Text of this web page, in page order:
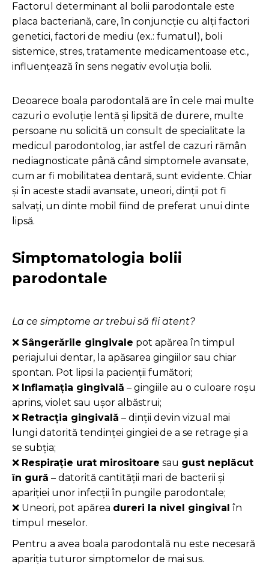
Factorul determinant al bolii parodontale este
placa bacteriană, care, în conjuncție cu alți factori
genetici, factori de mediu (ex.: fumatul), boli
sistemice, stres, tratamente medicamentoase etc.,
influențează în sens negativ evoluția bolii.
Deoarece boala parodontală are în cele mai multe
cazuri o evoluție lentă și lipsită de durere, multe
persoane nu solicită un consult de specialitate la
medicul parodontolog, iar astfel de cazuri rămân
nediagnosticate până când simptomele avansate,
cum ar fi mobilitatea dentară, sunt evidente. Chiar
și în aceste stadii avansate, uneori, dinții pot fi
salvați, un dinte mobil fiind de preferat unui dinte
lipsă.
Simptomatologia bolii
parodontale
La ce simptome ar trebui să fii atent?
❌ Sângerările gingivale pot apărea în timpul
periajului dentar, la apăsarea gingiilor sau chiar
spontan. Pot lipsi la pacienții fumători;
❌ Inflamația gingivală – gingiile au o culoare roșu
aprins, violet sau ușor albăstrui;
❌ Retracția gingivală – dinții devin vizual mai
lungi datorită tendinței gingiei de a se retrage și a
se subția;
❌ Respirație urat mirositoare sau gust neplăcut
în gură – datorită cantității mari de bacterii și
apariției unor infecții în pungile parodontale;
❌ Uneori, pot apărea dureri la nivel gingival în
timpul meselor.
Pentru a avea boala parodontală nu este necesară
apariția tuturor simptomelor de mai sus.